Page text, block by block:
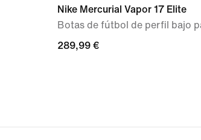
Nike Mercurial Vapor 17 Elite
Botas de fútbol de perfil bajo
289,99 €
289,99 €